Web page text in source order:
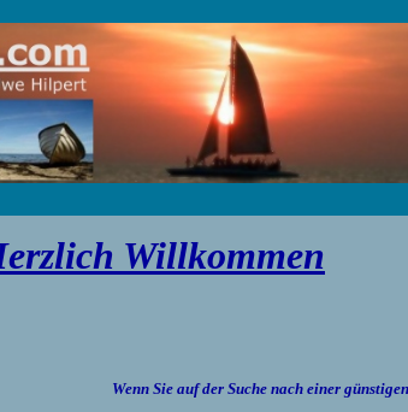
Willkommen
Wenn Sie auf der Suche nach einer